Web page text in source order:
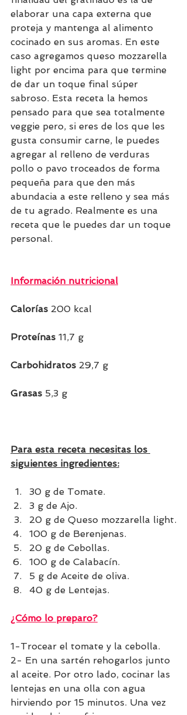
elaborar una capa externa que
proteja y mantenga al alimento
cocinado en sus aromas. En este
caso agregamos queso mozzarella
light por encima para que termine
de dar un toque final súper
sabroso. Esta receta la hemos
pensado para que sea totalmente
veggie pero, si eres de los que les
gusta consumir carne, le puedes
agregar al relleno de verduras
pollo o pavo troceados de forma
pequeña para que den más
abundacia a este relleno y sea más
de tu agrado. Realmente es una
receta que le puedes dar un toque
personal.
Información nutricional
Calorías 200 kcal
Proteínas 11,7 g
Carbohidratos 29,7 g
Grasas 5,3 g
Para esta receta necesitas los
siguientes ingredientes:
30 g de Tomate.
3 g de Ajo.
20 g de Queso mozzarella light.
100 g de Berenjenas.
20 g de Cebollas.
100 g de Calabacín.
5 g de Aceite de oliva.
40 g de Lentejas.
¿Cómo lo preparo?
1-Trocear el tomate y la cebolla.
2- En una sartén rehogarlos junto
al aceite. Por otro lado, cocinar las
lentejas en una olla con agua
hirviendo por 15 minutos. Una vez